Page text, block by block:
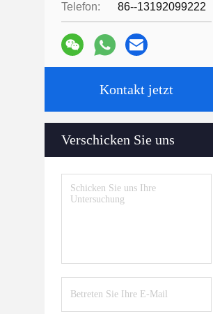
Telefon: 86--13192099222
Kontakt jetzt
Verschicken Sie uns